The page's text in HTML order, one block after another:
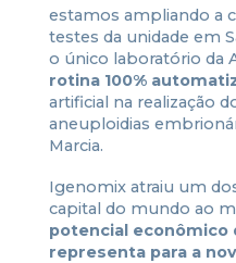
estamos ampliando a
testes da unidade em
o único laboratório da
rotina 100%
artificial na realização
aneuploidias
Marcia.
Igenomix atraiu um
capital do mundo ao
potencial econômico
representa para a